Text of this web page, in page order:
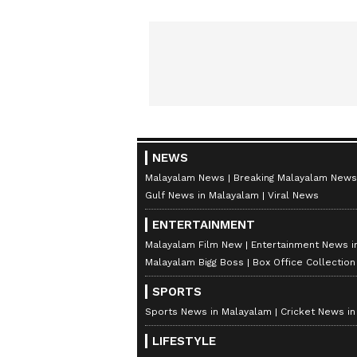
NEWS
Malayalam News
Breaking Malayalam News
Gulf News in Malayalam
Viral News
ENTERTAINMENT
Malayalam Film New
Entertainment News
Malayalam Bigg Boss
Box Office Collection
SPORTS
Sports News in Malayalam Cricket News
LIFESTYLE